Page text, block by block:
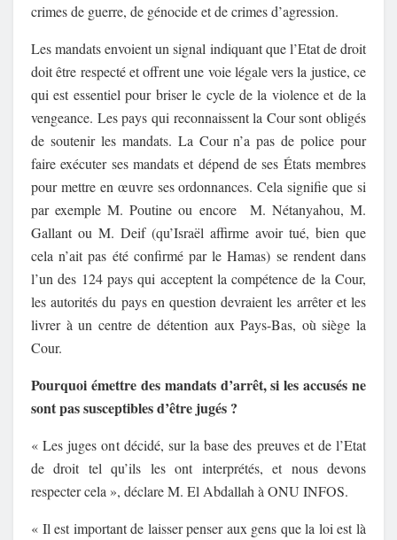
crimes de guerre, de génocide et de crimes d’agression.
Les mandats envoient un signal indiquant que l’Etat de droit
doit être respecté et offrent une voie légale vers la justice, ce
qui est essentiel pour briser le cycle de la violence et de la
vengeance. Les pays qui reconnaissent la Cour sont obligés
de soutenir les mandats. La Cour n’a pas de police pour
faire exécuter ses mandats et dépend de ses États membres
pour mettre en œuvre ses ordonnances. Cela signifie que si
par exemple M. Poutine ou encore M. Nétanyahou, M.
Gallant ou M. Deif (qu’Israël affirme avoir tué, bien que
cela n’ait pas été confirmé par le Hamas) se rendent dans
l’un des 124 pays qui acceptent la compétence de la Cour,
les autorités du pays en question devraient les arrêter et les
livrer à un centre de détention aux Pays-Bas, où siège la
Cour.
Pourquoi émettre des mandats d’arrêt, si les accusés ne
sont pas susceptibles d’être jugés ?
« Les juges ont décidé, sur la base des preuves et de l’Etat
de droit tel qu’ils les ont interprétés, et nous devons
respecter cela », déclare M. El Abdallah à ONU INFOS.
« Il est important de laisser penser aux gens que la loi est là